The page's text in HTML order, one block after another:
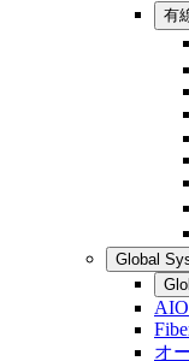
有
Global
オ